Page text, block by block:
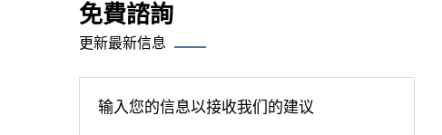
免費諮詢
更新最新信息
输入您的信息以接收我们的建议